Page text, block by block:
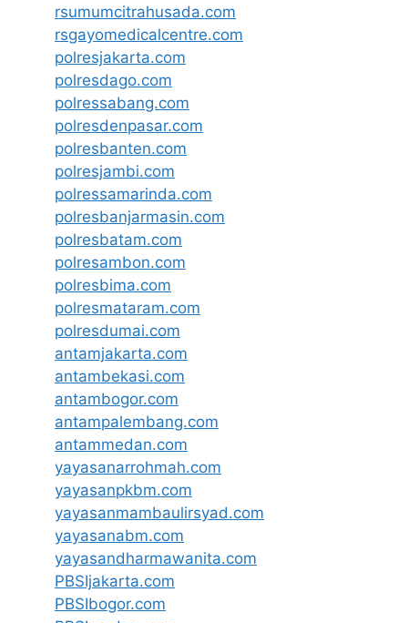
rsumumcitrahusada.com
rsgayomedicalcentre.com
polresjakarta.com
polresdago.com
polressabang.com
polresdenpasar.com
polresbanten.com
polresjambi.com
polressamarinda.com
polresbanjarmasin.com
polresbatam.com
polresambon.com
polresbima.com
polresmataram.com
polresdumai.com
antamjakarta.com
antambekasi.com
antambogor.com
antampalembang.com
antammedan.com
yayasanarrohmah.com
yayasanpkbm.com
yayasanmambaulirsyad.com
yayasanabm.com
yayasandharmawanita.com
PBSIjakarta.com
PBSIbogor.com